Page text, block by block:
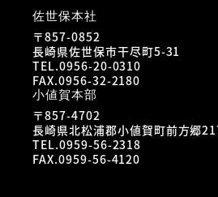
佐世保本社
〒857-0852
長崎県佐世保市干尽町5-31
TEL.0956-20-0310
FAX.0956-32-2180
小値賀本部
〒857-4702
長崎県北松浦郡小値賀町前方郷
TEL.0959-56-2318
FAX.0959-56-4120